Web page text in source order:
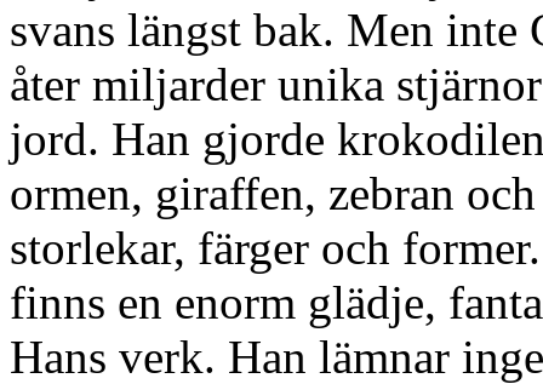
svans längst bak. Men inte
åter miljarder unika
jord. Han gjorde
ormen, giraffen, zebran
storlekar, färger och
finns en enorm glädje,
Hans verk. Han lämnar